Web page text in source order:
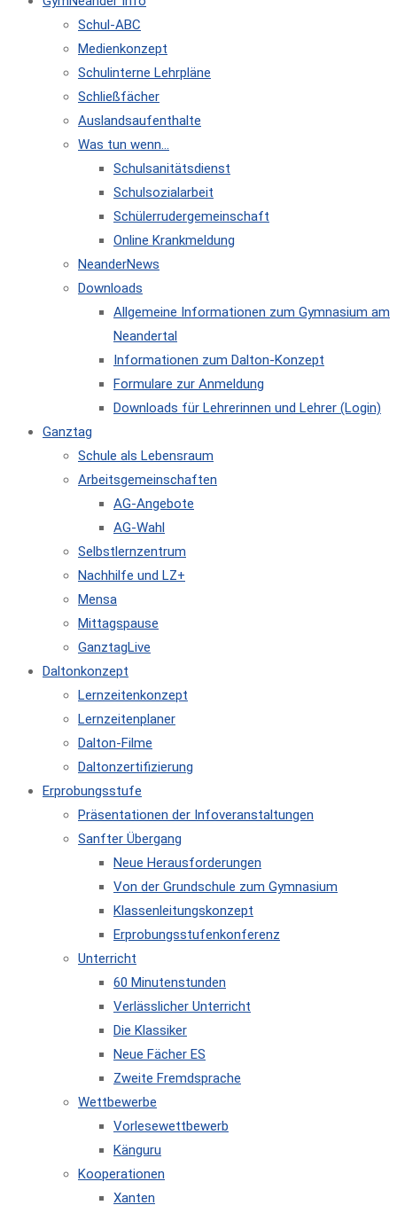
Schul-ABC
Medienkonzept
Schulinterne Lehrpläne
Schließfächer
Auslandsaufenthalte
Was tun wenn…
Schulsanitätsdienst
Schulsozialarbeit
Schülerrudergemeinschaft
Online Krankmeldung
NeanderNews
Downloads
Allgemeine Informationen zum Gymnasium am
Neandertal
Informationen zum Dalton-Konzept
Formulare zur Anmeldung
Downloads für Lehrerinnen und Lehrer (Login)
Ganztag
Schule als Lebensraum
Arbeitsgemeinschaften
AG-Angebote
AG-Wahl
Selbstlernzentrum
Nachhilfe und LZ+
Mensa
Mittagspause
GanztagLive
Daltonkonzept
Lernzeitenkonzept
Lernzeitenplaner
Dalton-Filme
Daltonzertifizierung
Erprobungsstufe
Präsentationen der Infoveranstaltungen
Sanfter Übergang
Neue Herausforderungen
Von der Grundschule zum Gymnasium
Klassenleitungskonzept
Erprobungsstufenkonferenz
Unterricht
60 Minutenstunden
Verlässlicher Unterricht
Die Klassiker
Neue Fächer ES
Zweite Fremdsprache
Wettbewerbe
Vorlesewettbewerb
Känguru
Kooperationen
Xanten